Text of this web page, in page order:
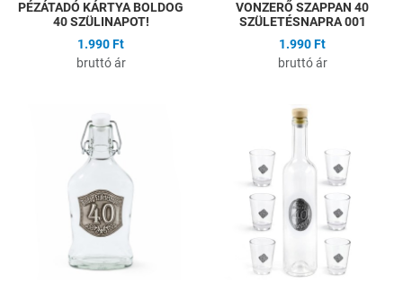
PÉZÁTADÓ KÁRTYA BOLDOG
40 SZÜLINAPOT!
1.990 Ft
bruttó ár
VONZERŐ SZAPPAN 40
SZÜLETÉSNAPRA 001
1.990 Ft
bruttó ár
Hozzáadás a kívánságlistához
Összehasonlítás
Gyors nézet